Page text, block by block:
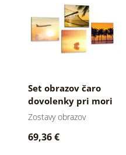
Set obrazov čaro
dovolenky pri mori
Zostavy obrazov
69,36 €